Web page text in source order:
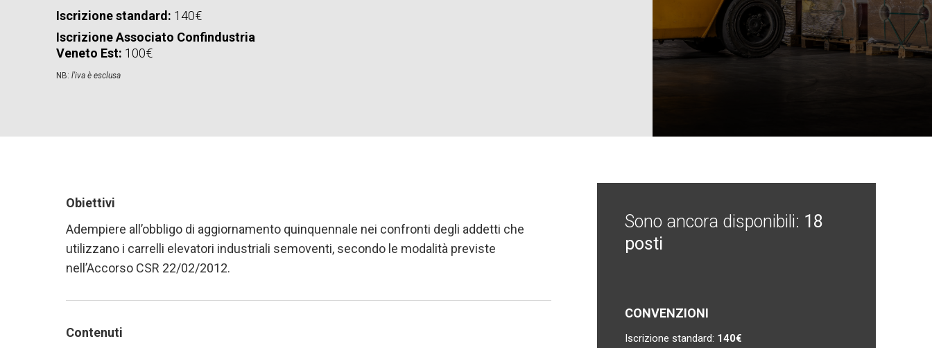
Iscrizione standard: 140€
Iscrizione Associato Confindustria
Veneto Est: 100€
NB: l'iva è esclusa
Obiettivi
Adempiere all’obbligo di aggiornamento quinquennale nei confronti degli addetti che
utilizzano i carrelli elevatori industriali semoventi, secondo le modalità previste
nell’Accorso CSR 22/02/2012.
Contenuti
Sono ancora disponibili: 18
posti
CONVENZIONI
Iscrizione standard: 140€